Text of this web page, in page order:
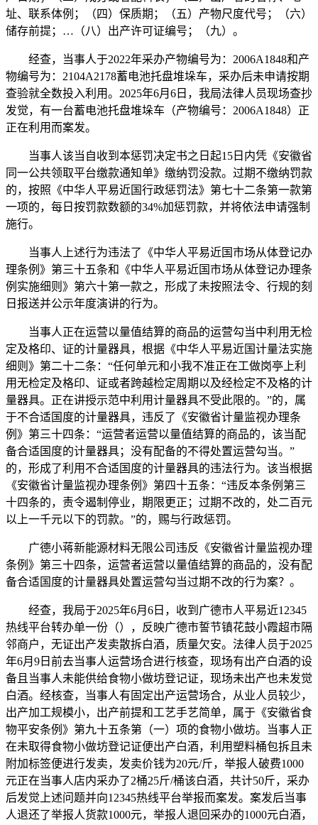
址、联系体例；（四）保质期；（五）产物尺度代号；（六）
储存前提；…（八）出产许可证编号；（九）。
经查，当事人于2022年采办产物编号为：2006A1848和产
物编号为：2104A2178蓄电池托盘堆垛车，采办后未申请按期
查验就全数投入利用。2025年6月6日，我局法律人员现场查抄
发觉，有一台蓄电池托盘堆垛车（产物编号：2006A1848）正
正在利用而案发。
当事人该当自收到本惩罚决定书之日起15日内凭《安徽省
同一公共领取平台缴款通知单》缴纳罚没款。过期不缴纳罚款
的，按照《中华人平易近国行政惩罚法》第七十二条第一款第
一项的，每日按罚款数额的34%加惩罚款，并将依法申请强制
施行。
当事人上述行为违法了《中华人平易近国市场从体登记办
理条例》第三十五条和《中华人平易近国市场从体登记办理条
例实施细则》第六十第一款之，形成了未按照法令、行规的刻
日报送并公示年度演讲的行为。
当事人正在运营以量值结算的商品的运营勾当中利用无检
定及格印、证的计量器具，根据《中华人平易近国计量法实施
细则》第二十二条：“任何单元和小我不准正在工做岗亭上利
用无检定及格印、证或者跨越检定周期以及经检定不及格的计
量器具。正在讲授示范中利用计量器具不受此限的。”的，属
于不合适国度的计量器具，违反了《安徽省计量监视办理条
例》第三十四条：“运营者运营以量值结算的商品的，该当配
备合适国度的计量器具；没有配备的不得处置运营勾当。”
的，形成了利用不合适国度的计量器具的违法行为。该当根据
《安徽省计量监视办理条例》第四十五条：“违反本条例第三
十四条的，责令遏制停业，期限更正；过期不改的，处二百元
以上一千元以下的罚款。”的，赐与行政惩罚。
广德小蒋新能源材料无限公司违反《安徽省计量监视办理
条例》第三十四条，运营者运营以量值结算的商品的，没有配
备合适国度的计量器具处置运营勾当过期不改的行为案？。
经查，我局于2025年6月6日，收到广德市人平易近12345
热线平台转办单一份（），反映广德市誓节镇花鼓小霞超市隔
邻商户，无证出产发卖散拆白酒，质量欠安。法律人员于2025
年6月9日前去当事人运营场合进行核查，现场有出产白酒的设
备且当事人未能供给食物小做坊登记证，现场未出产也未发觉
白酒。经核查，当事人有固定出产运营场合，从业人员较少，
出产加工规模小，出产前提和工艺手艺简单，属于《安徽省食
物平安条例》第九十五条第（一）项的食物小做坊。当事人正
在未取得食物小做坊登记证便出产白酒，利用塑料桶包拆且未
附加标签便进行发卖，发卖价钱为20元/斤，举报人破费1000
元正在当事人店内采办了2桶25斤/桶该白酒，共计50斤，采办
后发觉上述问题并向12345热线平台举报而案发。案发后当事
人退还了举报人货款1000元，举报人退回采办的1000元白酒，